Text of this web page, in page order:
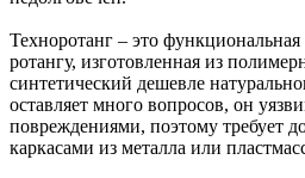
Техноротанг – это
ротангу, изготовленная из
синтетический дешевле
оставляет много вопросов, он
повреждениями, поэтому требует
каркасами из металла или